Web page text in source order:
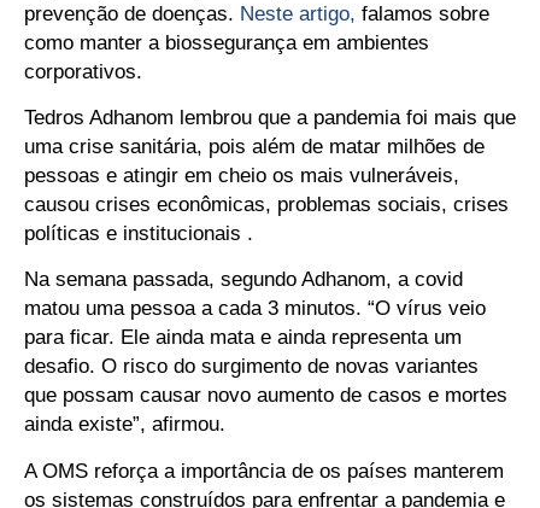
prevenção de doenças. Neste artigo, falamos sobre
como manter a biossegurança em ambientes
corporativos.
Tedros Adhanom lembrou que a pandemia foi mais que
uma crise sanitária, pois além de matar milhões de
pessoas e atingir em cheio os mais vulneráveis,
causou crises econômicas, problemas sociais, crises
políticas e institucionais .
Na semana passada, segundo Adhanom, a covid
matou uma pessoa a cada 3 minutos. “O vírus veio
para ficar. Ele ainda mata e ainda representa um
desafio. O risco do surgimento de novas variantes
que possam causar novo aumento de casos e mortes
ainda existe”, afirmou.
A OMS reforça a importância de os países manterem
os sistemas construídos para enfrentar a pandemia e